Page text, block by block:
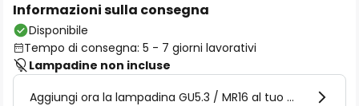
Informazioni sulla consegna
Disponibile
Tempo di consegna: 5 - 7 giorni lavorativi
Lampadine non incluse
Aggiungi ora la lampadina GU5.3 / MR16 al tuo carrello